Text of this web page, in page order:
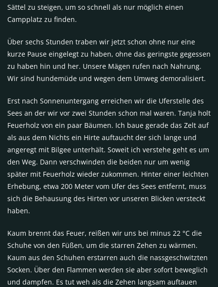
Sättel zu steigen, um so schnell als nur möglich einen
Campplatz zu finden.
Über sechs Stunden traben wir jetzt schon ohne nur eine
kurze Pause eingelegt zu haben, ohne das geringste gegessen
zu haben hin und her. Unsere Mägen rufen nach Nahrung.
Wir sind hundemüde und wegen dem Umweg demoralisiert.
Erst nach Sonnenuntergang erreichen wir die Uferstelle des
Sees an der wir vor zwei Stunden schon mal waren. Tanja holt
Feuerholz von ein paar Bäumen. Ich baue gerade das Zelt auf
als aus dem Nichts ein Hirte auftaucht der sich lange und
angeregt mit Bilgee unterhält. Soweit ich verstehe geht es um
den Weg. Dann verschwinden die beiden nur um wenig
später mit Feuerholz wieder zukommen. Hinter einer leichten
Erhebung, etwa 200 Meter vom Ufer des Sees entfernt, muss
sich die Behausung des Hirten vor unseren Blicken versteckt
haben.
Kaum brennt das Feuer, reißen wir uns bei minus 22 °C die
Schuhe von den Füßen, um die starren Zehen zu wärmen.
Kaum aus den Schuhen erstarren auch die nassgeschwitzten
Socken. Über den Flammen werden sie aber sofort beweglich
und dampfen. Es tut weh als die Zehen langsam auftauen